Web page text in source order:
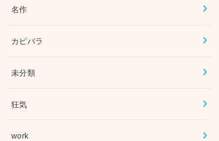
名作
カピバラ
未分類
狂気
work